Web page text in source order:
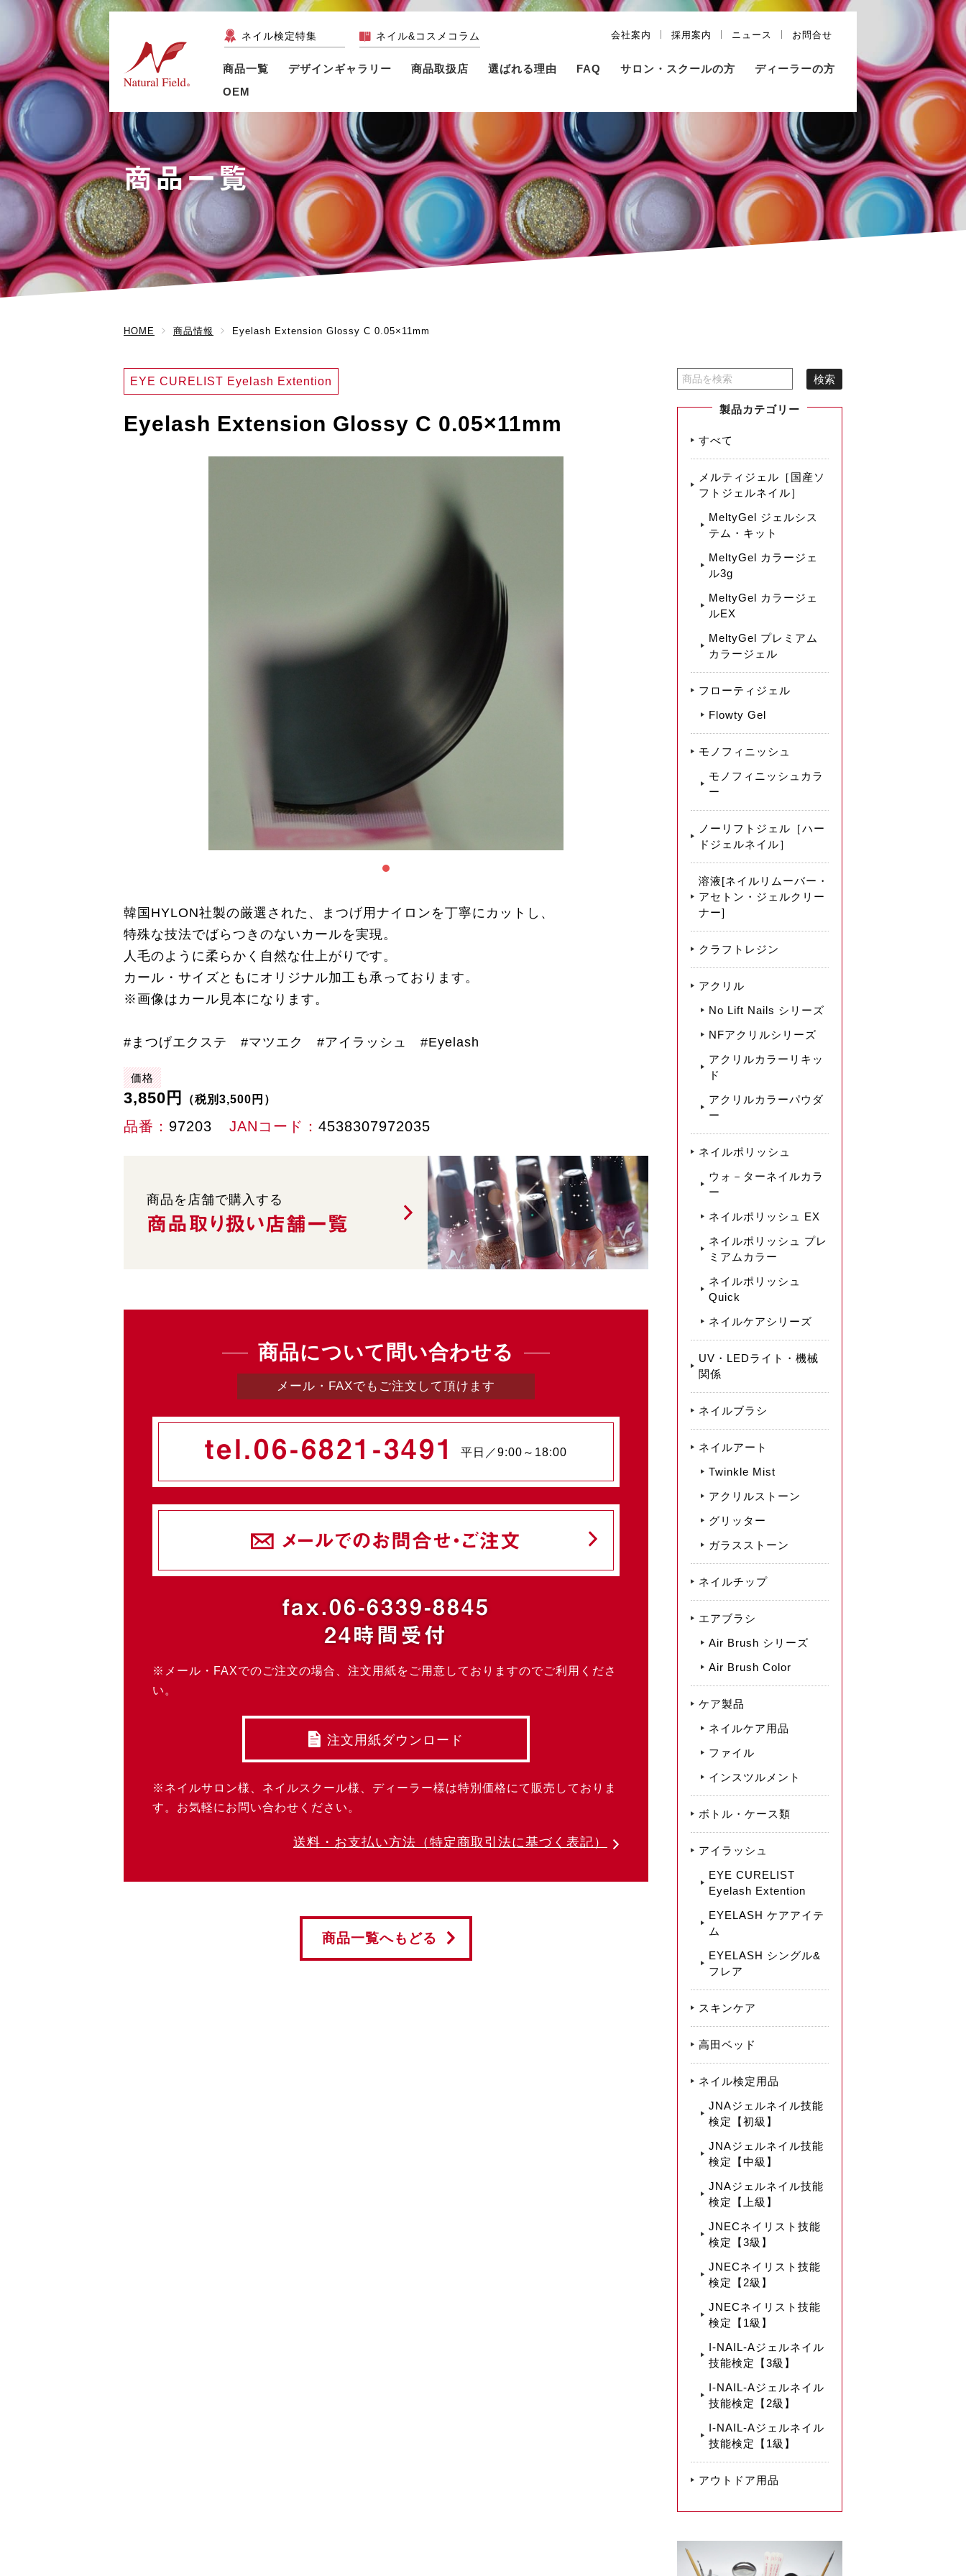
ネイル検定特集 ネイル&コスメコラム 会社案内 採用案内 ニュース お問合せ
商品一覧 デザインギャラリー 商品取扱店 選ばれる理由 FAQ サロン・スクールの方
ディーラーの方
OEM
商品一覧
HOME 商品情報 Eyelash Extension Glossy C 0.05×11mm
EYE CURELIST Eyelash Extention
Eyelash Extension Glossy C 0.05×11mm
韓国HYLON社製の厳選された、まつげ用ナイロンを丁寧にカットし、
特殊な技法でばらつきのないカールを実現。
人毛のように柔らかく自然な仕上がりです。
カール・サイズともにオリジナル加工も承っております。
※画像はカール見本になります。
#まつげエクステ #マツエク #アイラッシュ #Eyelash
価格
3,850円 （税別3,500円）
品番 97203 JANコード 4538307972035
商品を店舗で購入する
商品取り扱い店舗一覧
商品について問い合わせる
メール・FAXでもご注文して頂けます
tel.06-6821-3491 平日／9:00～18:00
メールでのお問合せ・ご注文
fax.06-6339-8845
24時間受付
※メール・FAXでのご注文の場合、注文用紙をご用意しておりますのでご利用くださ
い。
注文用紙ダウンロード
※ネイルサロン様、ネイルスクール様、ディーラー様は特別価格にて販売しておりま
す。お気軽にお問い合わせください。
送料・お支払い方法 （特定商取引法に基づく表記）
商品一覧へもどる
製品カテゴリー
すべて
メルティジェル［国産ソ
フトジェルネイル］
MeltyGel ジェルシス
テム・キット
MeltyGel カラージェ
ル3g
MeltyGel カラージェ
ルEX
MeltyGel プレミアム
カラージェル
フローティジェル
Flowty Gel
モノフィニッシュ
モノフィニッシュカラ
ー
ノーリフトジェル［ハー
ドジェルネイル］
溶液[ネイルリムーバー・
アセトン・ジェルクリー
ナー]
クラフトレジン
アクリル
No Lift Nails シリーズ
NFアクリルシリーズ
アクリルカラーリキッ
ド
アクリルカラーパウダ
ー
ネイルポリッシュ
ウォ－ターネイルカラ
ー
ネイルポリッシュ EX
ネイルポリッシュ プレ
ミアムカラー
ネイルポリッシュ
Quick
ネイルケアシリーズ
UV・LEDライト・機械
関係
ネイルブラシ
ネイルアート
Twinkle Mist
アクリルストーン
グリッター
ガラスストーン
ネイルチップ
エアブラシ
Air Brush シリーズ
Air Brush Color
ケア製品
ネイルケア用品
ファイル
インスツルメント
ボトル・ケース類
アイラッシュ
EYE CURELIST
Eyelash Extention
EYELASH ケアアイテ
ム
EYELASH シングル&
フレア
スキンケア
高田ベッド
ネイル検定用品
JNAジェルネイル技能
検定【初級】
JNAジェルネイル技能
検定【中級】
JNAジェルネイル技能
検定【上級】
JNECネイリスト技能
検定【3級】
JNECネイリスト技能
検定【2級】
JNECネイリスト技能
検定【1級】
I-NAIL-Aジェルネイル
技能検定【3級】
I-NAIL-Aジェルネイル
技能検定【2級】
I-NAIL-Aジェルネイル
技能検定【1級】
アウトドア用品